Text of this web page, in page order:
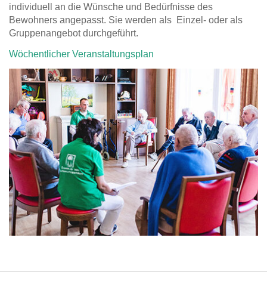
individuell an die Wünsche und Bedürfnisse des
Bewohners angepasst. Sie werden als Einzel- oder als
Gruppenangebot durchgeführt.
Wöchentlicher Veranstaltungsplan